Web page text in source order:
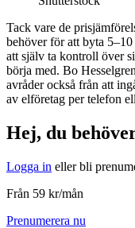
Tack vare de
behöver för att byta
att själv ta kontroll över
börja med. Bo
avråder också från att
av elföretag per telefon
Hej, du
Logga in eller bli
Från 59 kr/mån
Prenumerera nu